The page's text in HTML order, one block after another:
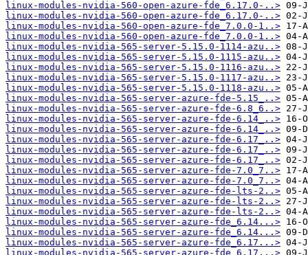
linux-modules-nvidia-560-open-azure-fde_6.17.0-..>
linux-modules-nvidia-560-open-azure-fde_6.17.0-..>
linux-modules-nvidia-560-open-azure-fde_7.0.0-1..>
linux-modules-nvidia-560-open-azure-fde_7.0.0-1..>
linux-modules-nvidia-565-server-5.15.0-1114-azu..>
linux-modules-nvidia-565-server-5.15.0-1115-azu..>
linux-modules-nvidia-565-server-5.15.0-1116-azu..>
linux-modules-nvidia-565-server-5.15.0-1117-azu..>
linux-modules-nvidia-565-server-5.15.0-1118-azu..>
linux-modules-nvidia-565-server-azure-fde-5.15_..>
linux-modules-nvidia-565-server-azure-fde-6.8_6..>
linux-modules-nvidia-565-server-azure-fde-6.14_..>
linux-modules-nvidia-565-server-azure-fde-6.14_..>
linux-modules-nvidia-565-server-azure-fde-6.17_..>
linux-modules-nvidia-565-server-azure-fde-6.17_..>
linux-modules-nvidia-565-server-azure-fde-6.17_..>
linux-modules-nvidia-565-server-azure-fde-7.0_7..>
linux-modules-nvidia-565-server-azure-fde-7.0_7..>
linux-modules-nvidia-565-server-azure-fde-lts-2..>
linux-modules-nvidia-565-server-azure-fde-lts-2..>
linux-modules-nvidia-565-server-azure-fde-lts-2..>
linux-modules-nvidia-565-server-azure-fde_6.14...>
linux-modules-nvidia-565-server-azure-fde_6.14...>
linux-modules-nvidia-565-server-azure-fde_6.17...>
linux-modules-nvidia-565-server-azure-fde_6.17...>